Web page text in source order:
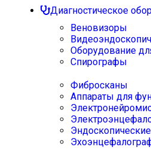
Диагностическое
Веновизоры
Оборудование
Спирографы
Фибросканы
Аппараты для